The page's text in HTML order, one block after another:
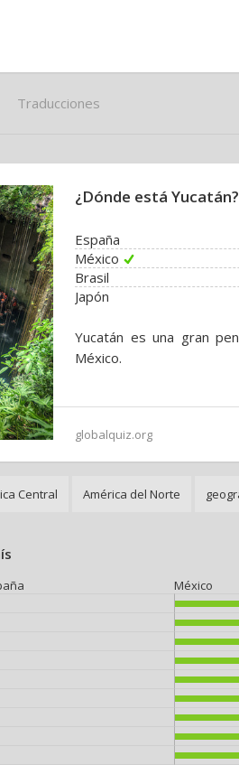
Traducciones
¿Dónde está Yucatán?
España
México
Brasil
Japón
Yucatán es una gran
México.
globalquiz.org
Central América del Norte
México